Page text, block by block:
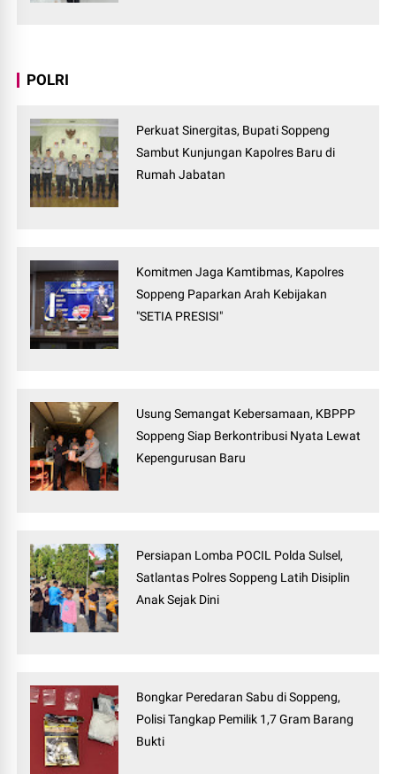
POLRI
Perkuat Sinergitas, Bupati Soppeng
Sambut Kunjungan Kapolres Baru di
Rumah Jabatan
Komitmen Jaga Kamtibmas, Kapolres
Soppeng Paparkan Arah Kebijakan
"SETIA PRESISI"
Usung Semangat Kebersamaan, KBPPP
Soppeng Siap Berkontribusi Nyata Lewat
Kepengurusan Baru
Persiapan Lomba POCIL Polda Sulsel,
Satlantas Polres Soppeng Latih Disiplin
Anak Sejak Dini
Bongkar Peredaran Sabu di Soppeng,
Polisi Tangkap Pemilik 1,7 Gram Barang
Bukti